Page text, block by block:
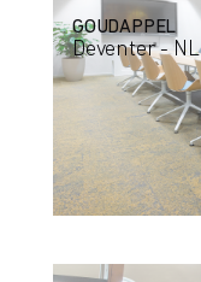
GOUDAPPEL
Deventer - NL